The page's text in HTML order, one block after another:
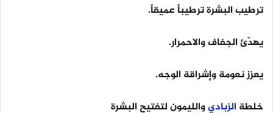
ترطيب البشرة ترطيباً عميقاً.
يهدّئ الجفاف والاحمرار.
يعزز نعومة وإشراقة الوجه.
خلطة الزباديوالليمون لتفتيح البشرة